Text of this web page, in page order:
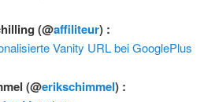
(@affiliteur) :
Vanity URL bei GooglePlus
(@erikschimmel) :